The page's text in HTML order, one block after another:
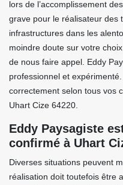
lors de l’accomplissement
grave pour le réalisateur des
infrastructures dans les
moindre doute sur votre
de nous faire appel. Eddy
professionnel et
correctement selon tous vos
Uhart Cize 64220.
Eddy Paysagiste
confirmé à Uhart
Diverses situations peuvent
réalisation doit toutefois être